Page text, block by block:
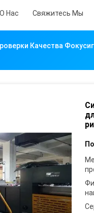
О Нас Свяжитесь Мы
Качества